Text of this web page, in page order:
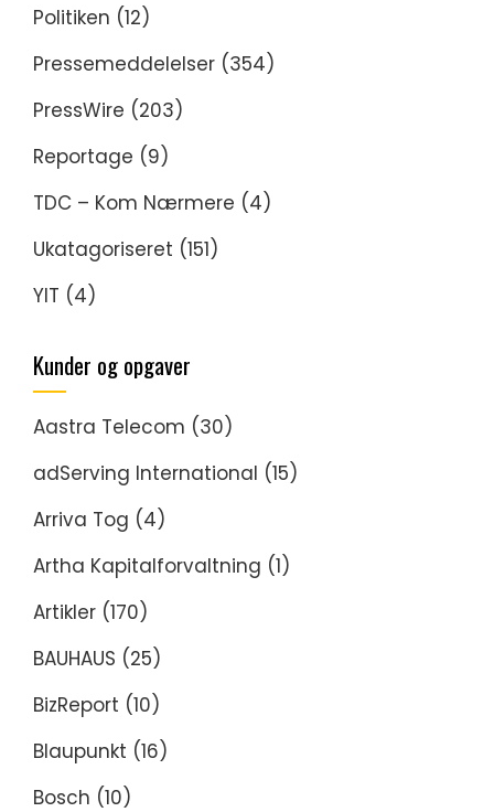
Politiken (12)
Pressemeddelelser (354)
PressWire (203)
Reportage (9)
TDC – Kom Nærmere (4)
Ukatagoriseret (151)
YIT (4)
Kunder og opgaver
Aastra Telecom (30)
adServing International (15)
Arriva Tog (4)
Artha Kapitalforvaltning (1)
Artikler (170)
BAUHAUS (25)
BizReport (10)
Blaupunkt (16)
Bosch (10)